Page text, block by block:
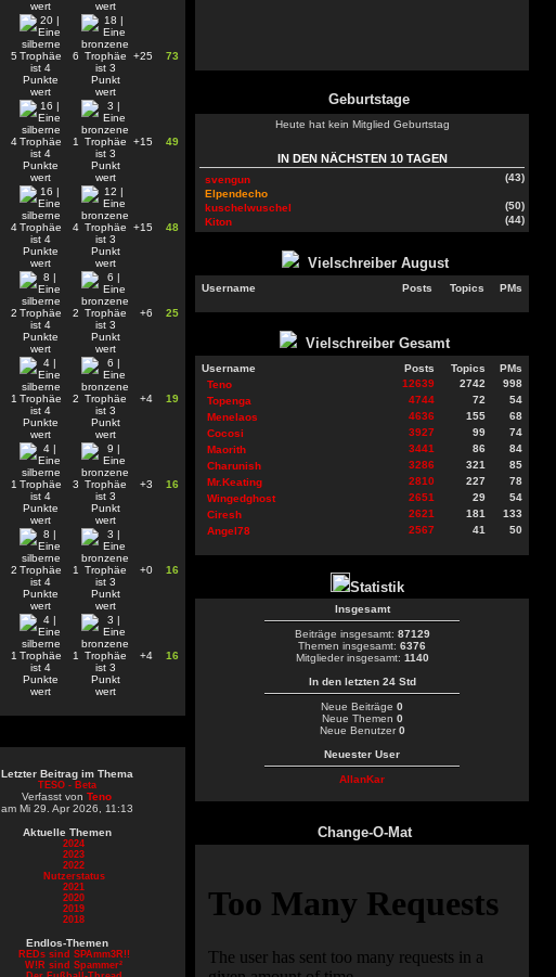
5 6 +25 73
4 1 +15 49
4 4 +15 48
2 2 +6 25
1 2 +4 19
1 3 +3 16
2 1 +0 16
1 1 +4 16
Letzter Beitrag im Thema
TESO - Beta
Verfasst von Teno
am Mi 29. Apr 2026, 11:13
Aktuelle Themen
2024
2023
2022
Nutzerstatus
2021
2020
2019
2018
Endlos-Themen
REDs sind SPAmm3R!!
W!R sind Spammer²
Geburtstage
Heute hat kein Mitglied Geburtstag
IN DEN NÄCHSTEN 10 TAGEN
svengun
(43)
Elpendecho
kuschelwuschel
(50)
Kiton
(44)
Vielschreiber August
Username Posts Topics PMs
Vielschreiber Gesamt
Username Posts Topics
PMs
Teno
12639 2742
998
Topenga
4744 72
54
Menelaos
4636 155
68
Cocosi
3927 99
74
Maorith
3441 86
84
Charunish
3286 321
85
Mr.Keating
2810 227
78
Wingedghost
2651 29
54
Ciresh
2621 181
133
Angel78
2567 41 50
Statistik
Insgesamt
Beiträge insgesamt: 87129
Themen insgesamt: 6376
Mitglieder insgesamt: 1140
In den letzten 24 Std
Neue Beiträge 0
Neue Themen 0
Neue Benutzer0
Neuester User
AllanKar
Change-O-Mat